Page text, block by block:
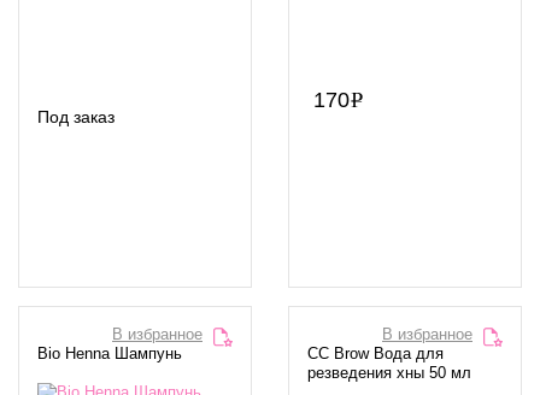
Под заказ
170
В избранное
Bio Henna Шампунь
В избранное
CC Brow Вода для
резведения хны 50 мл